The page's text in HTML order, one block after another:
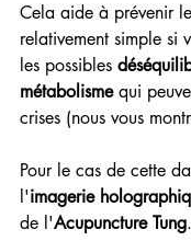
Cela aide à prévenir
relativement simple si
les possibles
métabolisme qui
crises (nous vous
Pour le cas de cette
l'imagerie
de l'Acupuncture Tung.